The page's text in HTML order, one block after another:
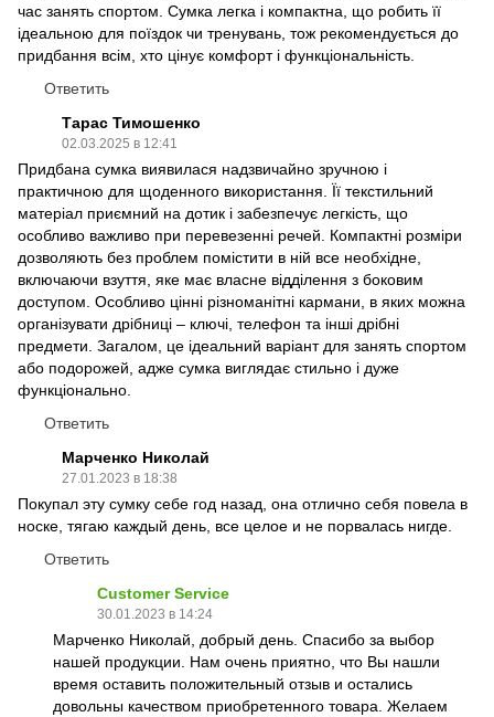
час занять спортом. Сумка легка і компактна, що робить її
ідеальною для поїздок чи тренувань, тож рекомендується до
придбання всім, хто цінує комфорт і функціональність.
Ответить
Тарас Тимошенко
02.03.2025 в 12:41
Придбана сумка виявилася надзвичайно зручною і
практичною для щоденного використання. Її текстильний
матеріал приємний на дотик і забезпечує легкість, що
особливо важливо при перевезенні речей. Компактні розміри
дозволяють без проблем помістити в ній все необхідне,
включаючи взуття, яке має власне відділення з боковим
доступом. Особливо цінні різноманітні кармани, в яких можна
організувати дрібниці – ключі, телефон та інші дрібні
предмети. Загалом, це ідеальний варіант для занять спортом
або подорожей, адже сумка виглядає стильно і дуже
функціонально.
Ответить
Марченко Николай
27.01.2023 в 18:38
Покупал эту сумку себе год назад, она отлично себя повела в
носке, тягаю каждый день, все целое и не порвалась нигде.
Ответить
Customer Service
30.01.2023 в 14:24
Марченко Николай, добрый день. Спасибо за выбор
нашей продукции. Нам очень приятно, что Вы нашли
время оставить положительный отзыв и остались
довольны качеством приобретенного товара. Желаем